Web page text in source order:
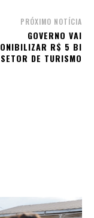
PRÓXIMO NOTÍCIA
GOVERNO VAI
R$ 5 BI
DE TURISMO